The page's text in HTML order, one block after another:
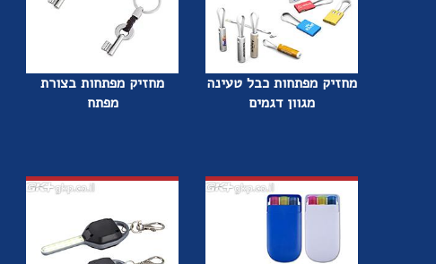
מחזיק מפתחות כבל טעינה
מגוון דגמים
מחזיק מפתחות בצורת
מפתח